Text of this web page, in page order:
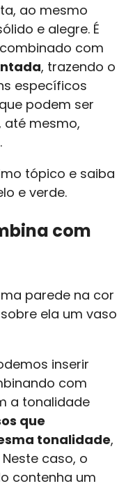
ao mesmo
e alegre. É
com
, trazendo o
específicos
podem ser
até mesmo,
tópico e saiba
e verde.
com
inserir
com
a tonalidade
que
tonalidade,
caso, o
contenha um